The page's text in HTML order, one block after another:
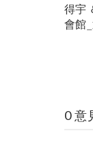
得宇
會館
0 意